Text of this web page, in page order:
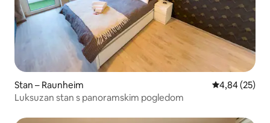
Stan – Raunheim Prosječna
4,84 (25)
Luksuzan stan s panoramskim pogledom